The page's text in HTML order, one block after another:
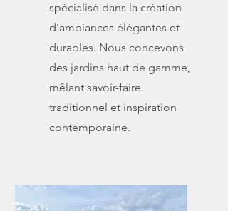
spécialisé dans la création
d’ambiances élégantes et
durables. Nous concevons
des jardins haut de gamme,
mêlant savoir-faire
traditionnel et inspiration
contemporaine.